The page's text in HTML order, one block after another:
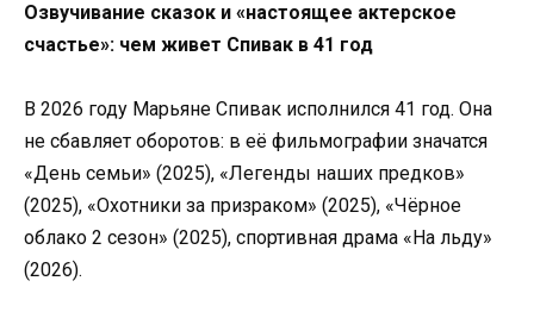
Озвучивание сказок и «настоящее актерское
счастье»: чем живет Спивак в 41 год
В 2026 году Марьяне Спивак исполнился 41 год. Она
не сбавляет оборотов: в её фильмографии значатся
«День семьи» (2025), «Легенды наших предков»
(2025), «Охотники за призраком» (2025), «Чёрное
облако 2 сезон» (2025), спортивная драма «На льду»
(2026).